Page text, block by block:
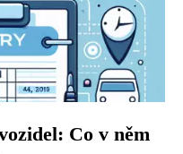
Co v něm